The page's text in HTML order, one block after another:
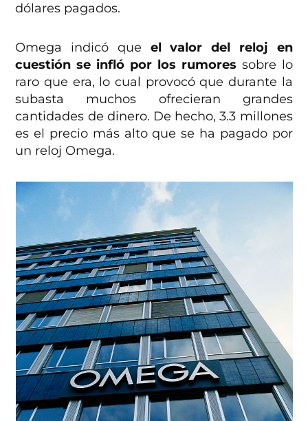
dólares pagados.
Omega indicó que el valor del reloj en
cuestión se infló por los rumores sobre lo
raro que era, lo cual provocó que durante la
subasta muchos ofrecieran grandes
cantidades de dinero. De hecho, 3.3 millones
es el precio más alto que se ha pagado por
un reloj Omega.